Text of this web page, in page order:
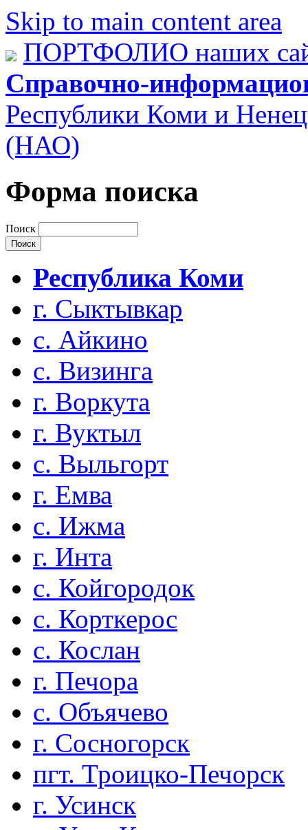
Skip to main content area
ПОРТФОЛИО наших
Справочно-
Республики Коми и
(НАО)
Форма поиска
Поиск
Республика Коми
г. Сыктывкар
с. Айкино
с. Визинга
г. Воркута
г. Вуктыл
с. Выльгорт
г. Емва
с. Ижма
г. Инта
с. Койгородок
с. Корткерос
с. Кослан
г. Печора
с. Объячево
г. Сосногорск
пгт. Троицко-Печорск
г. Усинск